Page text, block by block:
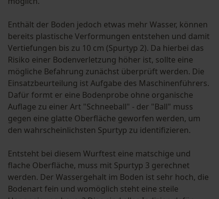
Enthält der Boden jedoch etwas mehr Wasser, können
bereits plastische Verformungen entstehen und damit
Vertiefungen bis zu 10 cm (Spurtyp 2). Da hierbei das
Risiko einer Bodenverletzung höher ist, sollte eine
mögliche Befahrung zunächst überprüft werden. Die
Einsatzbeurteilung ist Aufgabe des Maschinenführers.
Dafür formt er eine Bodenprobe ohne organische
Auflage zu einer Art "Schneeball" - der "Ball" muss
gegen eine glatte Oberfläche geworfen werden, um
den wahrscheinlichsten Spurtyp zu identifizieren.
Entsteht bei diesem Wurftest eine matschige und
flache Oberfläche, muss mit Spurtyp 3 gerechnet
werden. Der Wassergehalt im Boden ist sehr hoch, die
Bodenart fein und womöglich steht eine steile